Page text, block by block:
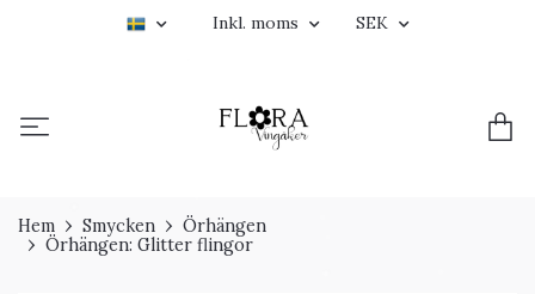
Inkl. moms SEK
Hem Smycken
Örhängen
Örhängen: Glitter flingor